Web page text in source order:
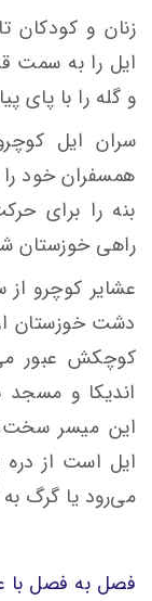
زنان و کودکان
ایل را به سمت
و گله را با پای
سران ایل
همسفران خود
بنه را برای
راهی خوزستان
عشایر کوچرو
دشت خوزستان
کوچکش عبور
اندیکا و مسجد
این میسر
ایل است از دره
می‌رود یا گرگ
فصل به فصل با